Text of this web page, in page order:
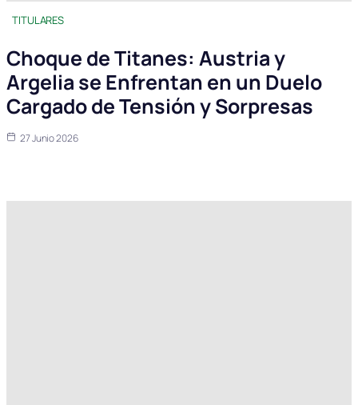
TITULARES
Choque de Titanes: Austria y
Argelia se Enfrentan en un Duelo
Cargado de Tensión y Sorpresas
27 Junio 2026